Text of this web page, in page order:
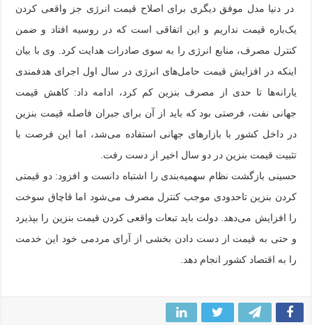
در دنیا مدل موفق دیگری برای اصلاح قیمت انرژی جز واقعی کردن
یک‌باره قیمت نداریم و این اتفاقی است که در روسیه افتاد و ضمن
کنترل مصرف، منابع انرژی را به سوی صادرات هدایت کرد. وی با بیان
اینکه در افزایش قیمت حامل‌های انرژی در سال اول اجرای هدفمندی
یارانه‌ها تا حدی از مصرف بنزین کم کرد، ادامه داد: کاهش قیمت
جهانی نفت، فرصتی بود که باید از آن برای جبران فاصله قیمت بنزین
در داخل کشور با بازارهای جهانی استفاده می‌شد، اما این فرصت با
تثبیت قیمت بنزین در دو سال اخیر از دست رفت.
حسینی بازگشت نظام سهمیه‌بندی را اشتباه دانست و افزود: دو قیمتی
کردن بنزین تاحدودی موجب کنترل مصرف می‌شود اما قاچاق سوخت
را افزایش می‌دهد. دولت باید تبعات واقعی کردن قیمت بنزین را بپذیرد
و حتی به قیمت از دست دادن بخشی از آرای مردمی خود این خدمت
را به اقتصاد کشور انجام دهد.